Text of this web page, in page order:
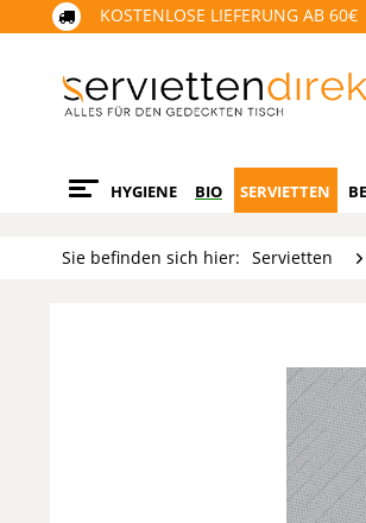
KOSTENLOSE LIEFERUNG AB 60€
HYGIENE BIO SERVIETTEN
Sie befinden sich hier: Servietten